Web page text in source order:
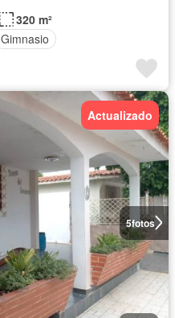
320 m²
Gimnasio
5fotos
Actualizado